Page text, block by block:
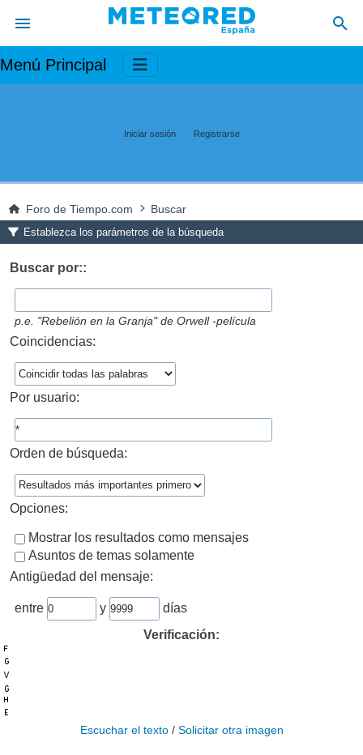
Menú Principal
Iniciar sesión Registrarse
Foro de Tiempo.com Buscar
Establezca los parámetros de la búsqueda
Buscar por::
p.e. "Rebelión en la Granja" de Orwell -película
Coincidencias:
Por usuario:
Orden de búsqueda:
Opciones:
Mostrar los resultados como mensajes
Asuntos de temas solamente
Antigüedad del mensaje:
entre y
días
Verificación:
Escuchar el texto/ Solicitar otra imagen